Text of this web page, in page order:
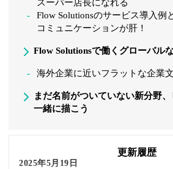
スーパー店長になれる
Flow Solutionsのサービス導入例
コミュニケーションが肝！
Flow Solutionsで働くグローバル
海外企業に近いフラットな企業
まだ名前がついていない新分野
一緒に描こう
更新履歴
2025年5月19日